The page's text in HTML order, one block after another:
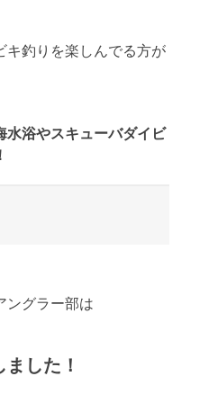
キ釣りを楽しんでる方が
水浴やスキューバダイビ
ングラー部は
した！